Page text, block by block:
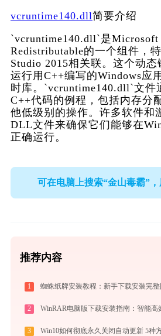
vcruntime140.dll简要介绍
`vcruntime140.dll`是Microsoft
Redistributable的一个组件，
Studio 2015相关联。这个动
运行用C++编写的Windows应
时库。`vcruntime140.dll`文件
C++代码的例程，包括内存分
他低级别的操作。许多软件和
DLL文件来确保它们能够在
正确运行。
可在电脑上搜索“金山毒霸”
推荐内容
1 蜘蛛纸牌安装教程：新手下载安装完
2
3